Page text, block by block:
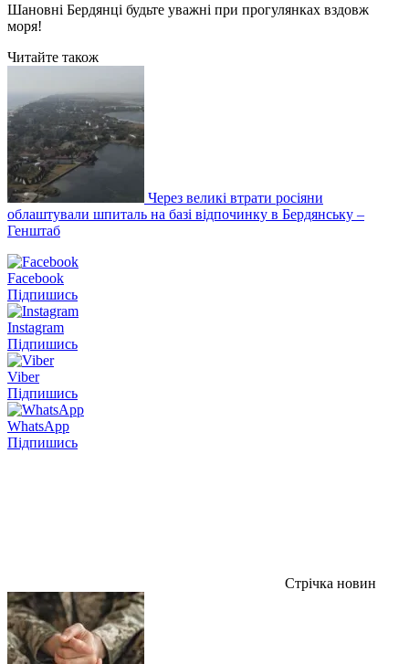
Шановні Бердянці будьте уважні при прогулянках вздовж
моря!
Читайте також
Через великі втрати росіяни
облаштували шпиталь на базі відпочинку в Бердянську –
Генштаб
Facebook
Підпишись
Instagram
Підпишись
Viber
Підпишись
WhatsApp
Підпишись
Стрічка новин